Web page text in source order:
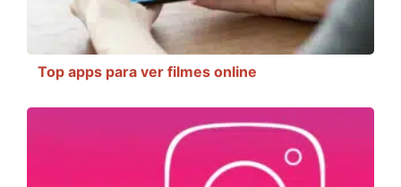
Top apps para ver filmes online